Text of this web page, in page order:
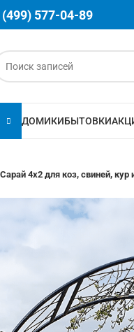
(499) 577-04-89
ДОМИКИБЫТОВКИ
Сарай 4х2 для коз, свиней,